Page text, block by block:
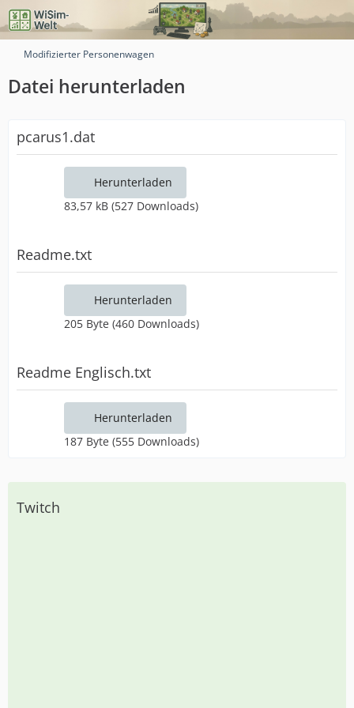
Modifizierter Personenwagen
Datei herunterladen
pcarus1.dat
Herunterladen
83,57 kB (527 Downloads)
Readme.txt
Herunterladen
205 Byte (460 Downloads)
Readme Englisch.txt
Herunterladen
187 Byte (555 Downloads)
Twitch